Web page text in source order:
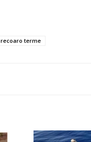
recoaro terme